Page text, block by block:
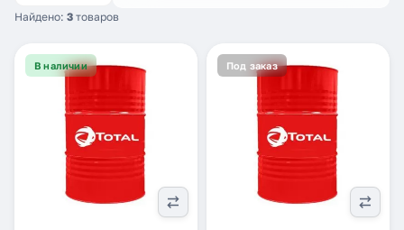
Найдено: 3 товаров
В наличии Под заказ